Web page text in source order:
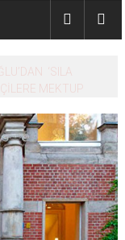
‘SILA
MEKTUP